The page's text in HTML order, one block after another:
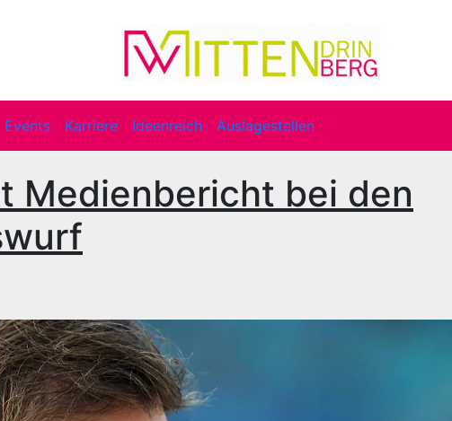
Events Karriere Ideenreich
Auslagestellen
Medienbericht bei den